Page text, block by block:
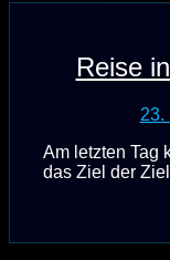
Reise
23.
Am letzten Tag
das Ziel der